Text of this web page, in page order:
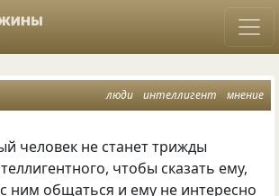
люди интеллигент мнение
человек не станет трижды
чтобы сказать ему,
ним общаться и ему не интересно